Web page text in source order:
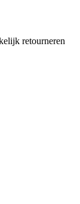
retourneren